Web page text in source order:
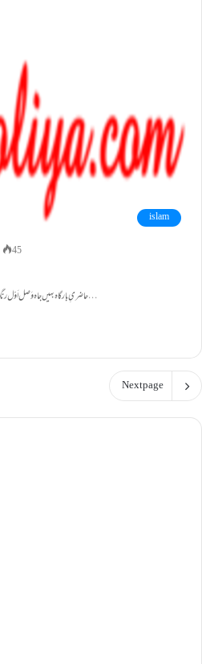
islam
45
حاضریِ بارگاہ بہیں جاہ وَصل اَوّل رنگ علمی حضور جان نور ۱۳۲۴ھ شکر خدا کہ آج گھڑی اُس سفر…
Next page